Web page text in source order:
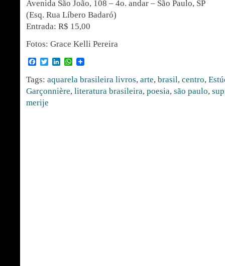
Avenida São João, 108 – 4o. andar – São Paulo, SP
(Esq. Rua Líbero Badaró)
Entrada: R$ 15,00
Fotos: Grace Kelli Pereira
Facebook
TwitterLinkedInWhatsApp
Tags: aquarela brasileira livros, arte, brasil, centro,
Garçonnière, literatura brasileira, poesia, são paulo,
merije